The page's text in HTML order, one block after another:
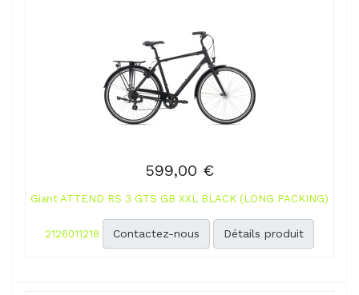
599,00 €
Giant ATTEND RS 3 GTS GB XXL BLACK (LONG PACKING)
2126011218 Contactez-nous Détails produit